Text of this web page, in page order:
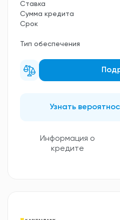
Ставка
Сумма кредита
Срок
Тип обеспечения
Узнать
Информация о
кредите